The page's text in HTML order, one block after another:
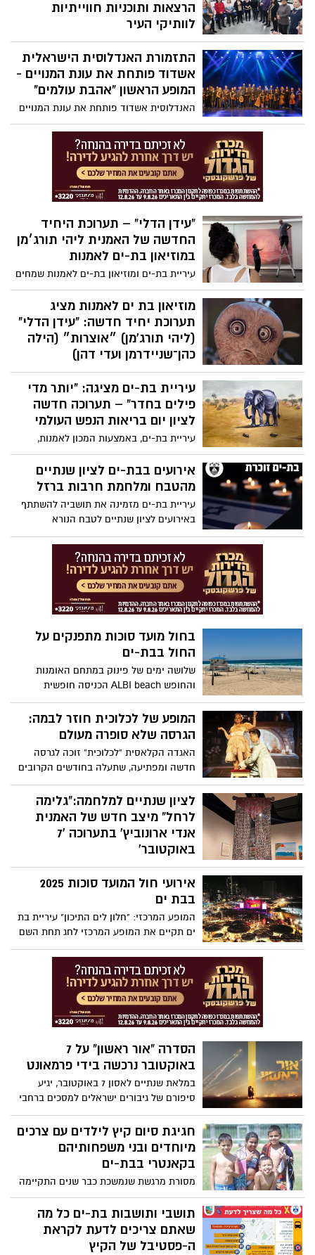
הרצאות ותוכניות חווייתיות
לוותיקי העיר
עיריית בת-ים פותחת את חודש האזרח
הוותיק ומזמינה את כלל ותיקי העיר ובני
משפחותיהם לקחת חלק במגוון רחב של
אירועים, פעילויות והרצאות, שיתקיימו לאורך
התזמורת האנדלוסית הישראלית
אשדוד פותחת את עונת המנויים -
המופע הראשון "אהבת עולמים"
האנדלוסית אשדוד פותחת את עונת המנויים
2025-2026 - עונה מפתיעה במיוחד בחיבורים
מעניינים, כמו ג'אז ופיוט ואומנים מרתקים
מהארץ והעולם: שלמה בר, פרץ אליהו
והזמרת דלאל ברנסי ממרוקו
"עידן הדלי" – תערוכת היחיד
החדשה של האמנית ליהי תורג׳מן
במוזיאון בת-ים לאמנות
עיריית בת-ים ומוזיאון בת-ים לאמנות שמחים
להזמין את הציבור לפתיחה חגיגית של
תערוכת היחיד החדשה של האמנית ליהי
תורג׳מן, "עידן הדלי: זירות גופניות של ציור",
באוצרות הילה כהן־שניידרמן ועדי דהן.
‎מוזיאון בת ים לאמנות מציג
תערוכת יחיד חדשה: "עידן הדלי"
(ליהי תורג'מן) ‎״אוצרות״ (הילה
כהן־שניידרמן ועדי דהן)
‎‏ פתיחה חגיגית: יום חמישי, 30.10.2025 החל
משעה 19:00
עיריית בת-ים מציגה: "יותר מדי
פילים בחדר" – תערוכה חדשה
לציון יום בריאות הנפש העולמי
עיריית בת-ים, באמצעות המכון לאמנות,
מזמינה את תושבי העיר לפתיחת התערוכה
"יותר מדי פילים בחדר" מאת האמנית עדינה
ויקטוריה, שתתקיים היום,16.10.25 , בשעה
הקהילתי "עופר" .
אירועים בבת-ים לציון שנתיים
מהטבח ומלחמת חרבות ברזל
עיריית בת-ים מזמינה את תושביה להשתתף
באירועים לציון שנתיים לטבח הנורא
ולמלחמת חרבות ברזל שיתקיימו במהלך
בחול מועד סוכות מתפנקים על
החול בבת-ים
שלושה ימים של פינוק במתחם האומנות
והחופש ALBI beach הכניסה חופשית
המופע של לכלוכית חוזר לבמה:
הגרסה שלא סופרה מעולם
האגדה הקלאסית “לכלוכית” זוכה לגרסה
חדשה ומפתיעה, שתעלה בחודשים הקרובים
על הבמות בתל אביב. ההצגה “סיפורה של
לכלוכית – הסיפור שלא סופר אף פעם”
מבטיחה חוויה מוזיקלית, מרגשת ומצחיקה,
שתדבר גם ללב הילדים וגם למבוגרים
שמאמינים עדיין בקסם האגדות.
לציון שנתיים למלחמה:"גלימה
לרחל" מיצב חדש של האמנית
אנדי ארונוביץ' בתערוכה '7
באוקטובר'
אנו-מוזיאון העם היהודי מרחיב את התערוכה
'שבעה באוקטובר' לקראת ציון שנתיים לפרוץ
המלחמה. היצירה "גלימה לרחל" של האמנית
אנדי ארונוביץ' שמתווספת לתצוגה, מציגה
גלימה בגובה כשלושה מטרים עשויה דסקיות
החטופים.
אירועי חול המועד סוכות 2025
בבת ים
המופע המרכזי: "חלון לים התיכון" עיריית בת
ים תקיים את המופע המרכזי לחג תחת השם
"חלון לים התיכון"
הסדרה "אור ראשון" על 7
באוקטובר נרכשה בידי פרמאונט
במלאת שנתיים לאסון 7 באוקטובר, יגיע
סיפורם של גיבורים ישראלים למסכים ברחבי
העולם. מיני־הסדרה "אור ראשון", שנוצרה
בהשראת אירועים אמיתיים מאותם ימים
קשים, נרכשה על ידי ענקית המדיה
הסטרימינג הבינלאומי שלה Paramount
חגיגת סיום קיץ לילדים עם צרכים
מיוחדים ובני משפחותיהם
בקאנטרי בבת-ים
מסורת מרגשת שנמשכת כבר שנים התקיימה
גם השנה בבת-ים- היום (31.8)
תושבי ותושבות בת-ים כל מה
שאתם צריכים לדעת לקראת
ה-פסטיבל של הקיץ